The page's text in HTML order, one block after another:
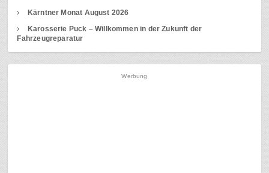
Kärntner Monat August 2026
Karosserie Puck – Willkommen in der Zukunft der
Fahrzeugreparatur
Werbung